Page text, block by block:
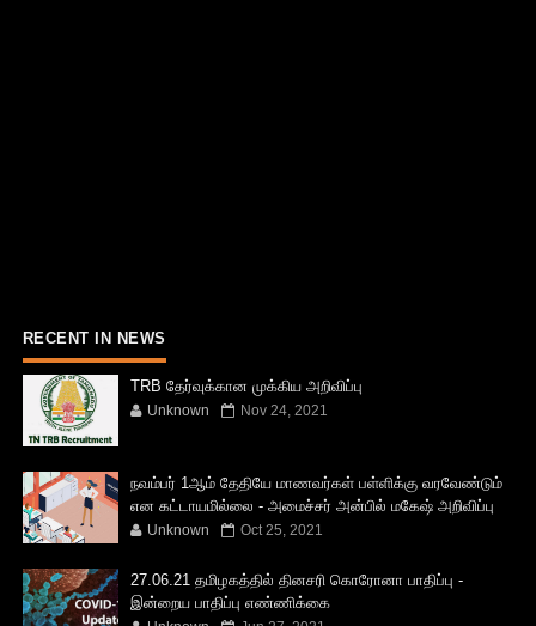
RECENT IN NEWS
TRB தேர்வுக்கான முக்கிய அறிவிப்பு
Unknown Nov 24, 2021
நவம்பர் 1ஆம் தேதியே மாணவர்கள் பள்ளிக்கு வரவேண்டும்
என கட்டாயமில்லை - அமைச்சர் அன்பில் மகேஷ் அறிவிப்பு
Unknown Oct 25, 2021
27.06.21 தமிழகத்தில் தினசரி கொரோனா பாதிப்பு -
இன்றைய பாதிப்பு எண்ணிக்கை